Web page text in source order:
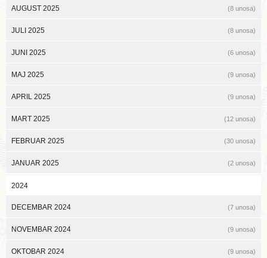
AUGUST 2025 (8 unosa)
JULI 2025 (8 unosa)
JUNI 2025 (6 unosa)
MAJ 2025 (9 unosa)
APRIL 2025 (9 unosa)
MART 2025 (12 unosa)
FEBRUAR 2025 (30 unosa)
JANUAR 2025 (2 unosa)
2024
DECEMBAR 2024 (7 unosa)
NOVEMBAR 2024 (9 unosa)
OKTOBAR 2024 (9 unosa)